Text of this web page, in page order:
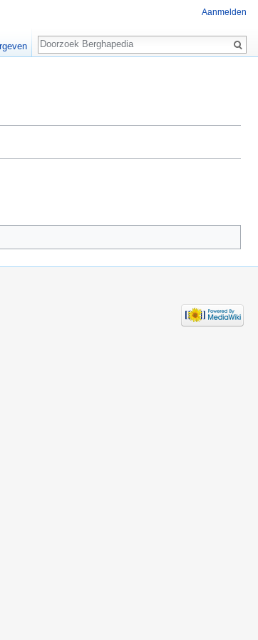
Aanmelden
Zoeken